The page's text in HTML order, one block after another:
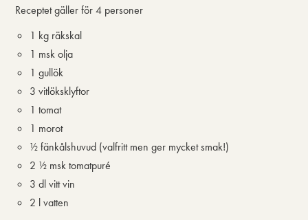
Receptet gäller för4 personer
1 kg räkskal
1 msk olja
1 gullök
3 vitlöksklyftor
1 tomat
1 morot
½ fänkålshuvud (valfritt men ger mycket smak!)
2 ½ msk tomatpuré
3 dl vitt vin
2 l vatten